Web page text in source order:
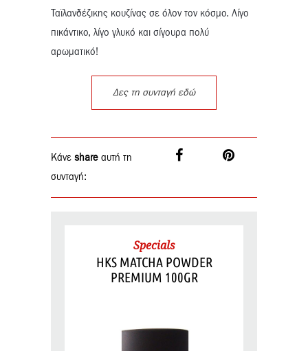
Ταϊλανδέζικης κουζίνας σε όλον τον κόσμο. Λίγο
πικάντικo, λίγο γλυκό και σίγουρα πολύ
αρωματικό!
Δες τη συνταγή εδώ
Κάνε share αυτή τη
συνταγή:
Specials
HKS MATCHA POWDER
PREMIUM 100GR